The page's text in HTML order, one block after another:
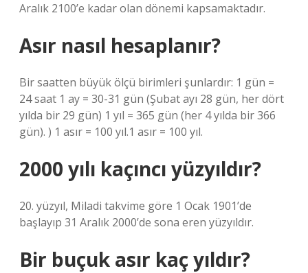
Aralık 2100’e kadar olan dönemi kapsamaktadır.
Asır nasıl hesaplanır?
Bir saatten büyük ölçü birimleri şunlardır: 1 gün =
24 saat 1 ay = 30-31 gün (Şubat ayı 28 gün, her dört
yılda bir 29 gün) 1 yıl = 365 gün (her 4 yılda bir 366
gün). ) 1 asır = 100 yıl.1 asır = 100 yıl.
2000 yılı kaçıncı yüzyıldır?
20. yüzyıl, Miladi takvime göre 1 Ocak 1901’de
başlayıp 31 Aralık 2000’de sona eren yüzyıldır.
Bir buçuk asır kaç yıldır?